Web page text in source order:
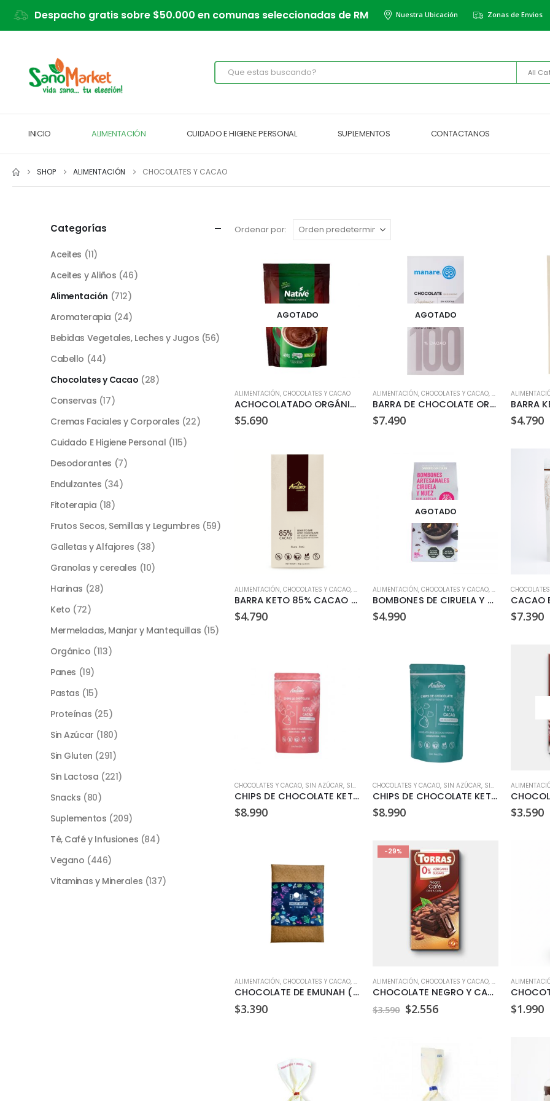
Despacho gratis sobre $50.000 en comunas seleccionadas de RM Nuestra Ubicación Zonas de Envios
All
INICIO ALIMENTACIÓN CUIDADO E HIGIENE PERSONAL SUPLEMENTOS CONTACTANOS
SHOP ALIMENTACIÓN CHOCOLATES Y CACAO
Ordenar por:
AGOTADO
ALIMENTACIÓN, CHOCOLATES Y CACAO
ACHOCOLATADO ORGÁNICO (400GR)
$5.690
AGOTADO
ALIMENTACIÓN, CHOCOLATES Y CACAO, KETO ORGÁNICO,
BARRA DE CHOCOLATE ORGANICO 100% CACAO 100 GR
$7.490 $4.790
ALIMENTACIÓN, CHOCOLATES Y CACAO, KETO SIN AZÚCAR,SIN GLUTEN,SIN LACTOSA , VEGANO
BARRA KETO 85% CACAO ANDINO 80 GR
$4.790
AGOTADO
ALIMENTACIÓN, CHOCOLATES Y CACAO, SIN AZÚCAR,SIN
BOMBONES DE CIRUELA Y NUEZ SABORES SIN CULPA 100 GR
$4.990 $7.390
CHOCOLATES Y CACAO, SIN AZÚCAR, SIN GLUTEN ,SIN LACTOSA,VEGANO
CHIPS DE CHOCOLATE KETO 65% CACAO ANDINO 200 GR
$8.990
CHOCOLATES Y CACAO, SIN AZÚCAR, SIN GLUTEN ,SIN
CHIPS DE CHOCOLATE KETO 75% CACAO ANDINO 200 GR
$8.990 $3.590
ALIMENTACIÓN, CHOCOLATES Y CACAO, SIN GLUTEN,VEGANO
CHOCOLATE DE EMUNAH (100 GR)
$3.390
-29%
ALIMENTACIÓN, CHOCOLATES Y CACAO, SIN AZÚCAR,SIN
CHOCOLATE NEGRO Y CAFE TORRAS 75 GR
$3.590 El
$3.590.
$2.556El
$2.556.
$1.990
Categorías
Aceites (11)
Aceites y Aliños (46)
Alimentación (712)
Aromaterapia (24)
Bebidas Vegetales, Leches y Jugos (56)
Cabello (44)
Chocolates y Cacao (28)
Conservas (17)
Cremas Faciales y Corporales (22)
Cuidado E Higiene Personal (115)
Desodorantes (7)
Endulzantes (34)
Fitoterapia (18)
Frutos Secos, Semillas y Legumbres (59)
Galletas y Alfajores (38)
Granolas y cereales (10)
Harinas (28)
Keto (72)
Mermeladas, Manjar y Mantequillas (15)
Orgánico (113)
Panes (19)
Pastas (15)
Proteínas (25)
Sin Azúcar (180)
Sin Gluten (291)
Sin Lactosa (221)
Snacks (80)
Suplementos (209)
Té, Café y Infusiones (84)
Vegano (446)
Vitaminas y Minerales (137)